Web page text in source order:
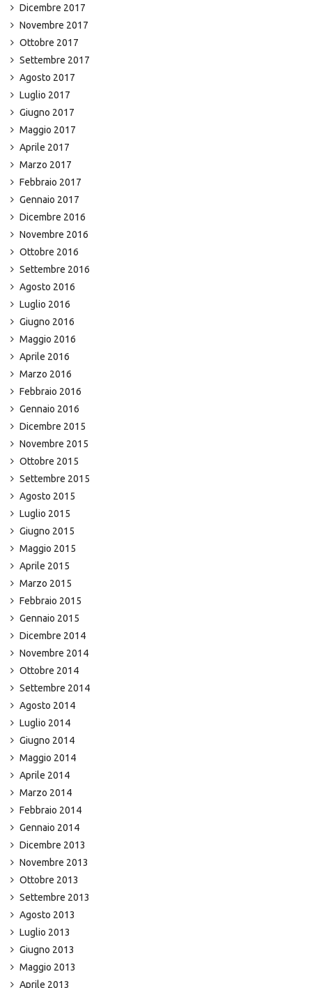
Dicembre 2017
Novembre 2017
Ottobre 2017
Settembre 2017
Agosto 2017
Luglio 2017
Giugno 2017
Maggio 2017
Aprile 2017
Marzo 2017
Febbraio 2017
Gennaio 2017
Dicembre 2016
Novembre 2016
Ottobre 2016
Settembre 2016
Agosto 2016
Luglio 2016
Giugno 2016
Maggio 2016
Aprile 2016
Marzo 2016
Febbraio 2016
Gennaio 2016
Dicembre 2015
Novembre 2015
Ottobre 2015
Settembre 2015
Agosto 2015
Luglio 2015
Giugno 2015
Maggio 2015
Aprile 2015
Marzo 2015
Febbraio 2015
Gennaio 2015
Dicembre 2014
Novembre 2014
Ottobre 2014
Settembre 2014
Agosto 2014
Luglio 2014
Giugno 2014
Maggio 2014
Aprile 2014
Marzo 2014
Febbraio 2014
Gennaio 2014
Dicembre 2013
Novembre 2013
Ottobre 2013
Settembre 2013
Agosto 2013
Luglio 2013
Giugno 2013
Maggio 2013
Aprile 2013